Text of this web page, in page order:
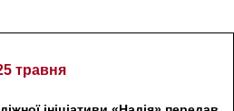
травня